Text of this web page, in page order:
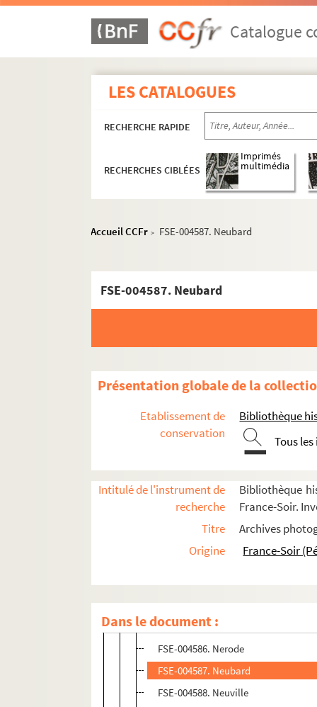
Catalogue
LES CATALOGUES
RECHERCHE RAPIDE
RECHERCHES CIBLÉES
Imprimés
multimédia
Accueil CCFr > FSE-004587. Neubard
FSE-004587. Neubard
Présentation globale de la
Etablissement de
conservation
Bibliothèque
Tous
Intitulé de l'instrument de
recherche
Bibliothèque
France-Soir.
Titre
Archives
Origine
France-Soir
Dans le document :
Courses
Équipes
Coureurs et autres personnalités du
A
B
H
J
K
FSE-004581. Namara, Mac
FSC-000742. Nardello, Danielé
FSE-004583. Nardi, Pierre
FSE-004584. Natzchke
Nazon, Damien
Neil, Stephens
FSE-004585. Nello, Trogi
FSE-003921. Nencini, Gastone
FSE-004586. Nerode
FSE-004587. Neubard
FSE-004588. Neuville